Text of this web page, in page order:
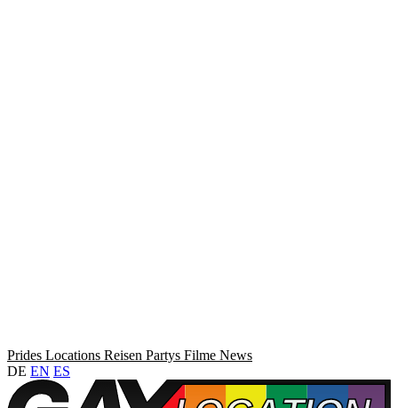
Prides Locations Reisen Partys Filme News
DE EN ES